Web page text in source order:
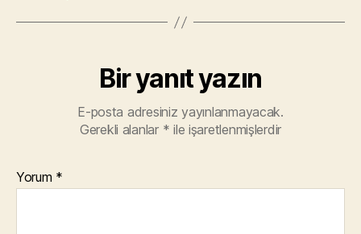
Bir yanıt yazın
E-posta adresiniz yayınlanmayacak.
Gerekli alanlar * ile işaretlenmişlerdir
Yorum *